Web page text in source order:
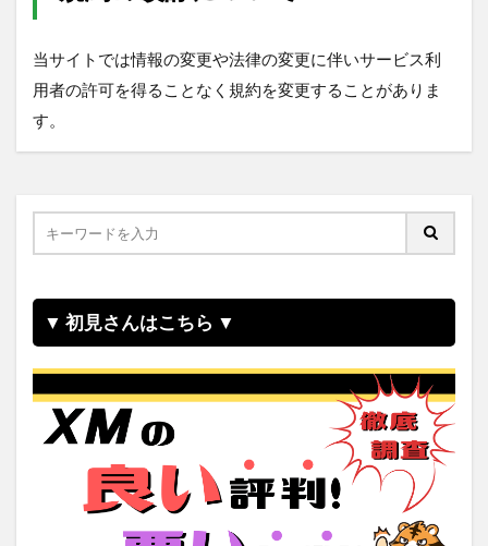
当サイトでは情報の変更や法律の変更に伴いサービス利
用者の許可を得ることなく規約を変更することがありま
す。
▼ 初見さんはこちら ▼